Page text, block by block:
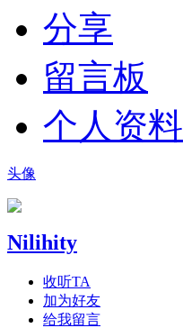
分享
留言板
个人资料
头像
Nilihity
收听TA
加为好友
给我留言